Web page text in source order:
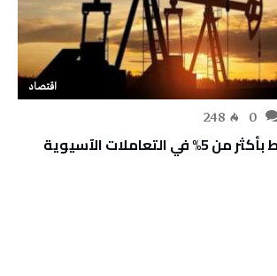
اقتصاد
248
تراجع أسعار النفط بأكثر من 5% في التعاملات الآسيوية